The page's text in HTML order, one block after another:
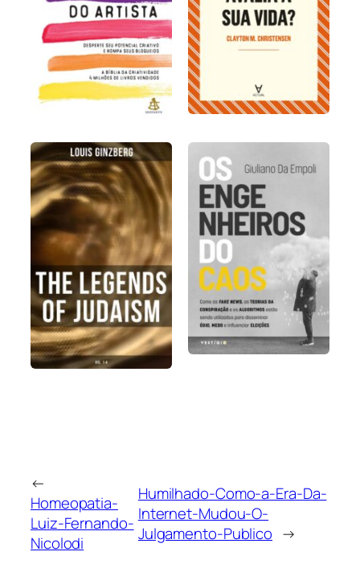
←
Homeopatia-
Luiz-Fernando-
Nicolodi
Humilhado-Como-a-Era-Da-
Internet-Mudou-O-
Julgamento-Publico →